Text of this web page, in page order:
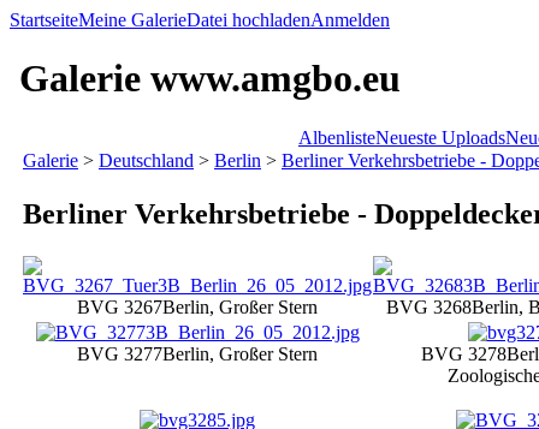
StartseiteMeine GalerieDatei hochladenAnmelden
Galerie www.amgbo.eu
AlbenlisteNeueste Uploads
Galerie > Deutschland > Berlin > Berliner Verkehrsbetriebe -
Berliner Verkehrsbetriebe -
BVG 3267Berlin, Großer Stern BVG 3268Berlin,
BVG 3277Berlin, Großer Stern BVG 3278